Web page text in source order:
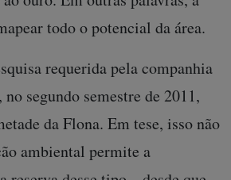
todo o potencial da área.
requerida pela companhia
segundo semestre de 2011,
da Flona. Em tese, isso não
ambiental permite a